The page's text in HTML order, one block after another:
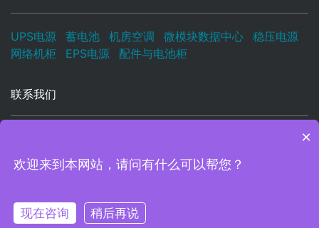
UPS电源 蓄电池 机房空调 微模块数据中心
稳压电源
网络机柜
EPS电源 配件与电池柜
联系我们
服务热线: 135-5222-7938
Copyright © 2026 - All rights reserved. 北京中科万隆科技有限公司
咨
询
×
欢迎来到本网站，请问有什么可以帮您？
现在咨询
稍后再说